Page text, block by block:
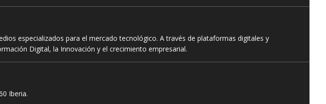
especializados para el mercado tecnológico. A través de plataformas digitales y
Digital, la Innovación y el crecimiento empresarial.
Iberia.